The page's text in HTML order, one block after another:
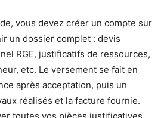
vous devez créer un compte sur
un dossier complet : devis
RGE, justificatifs de ressources,
etc. Le versement se fait en
après acceptation, puis un
réalisés et la facture fournie.